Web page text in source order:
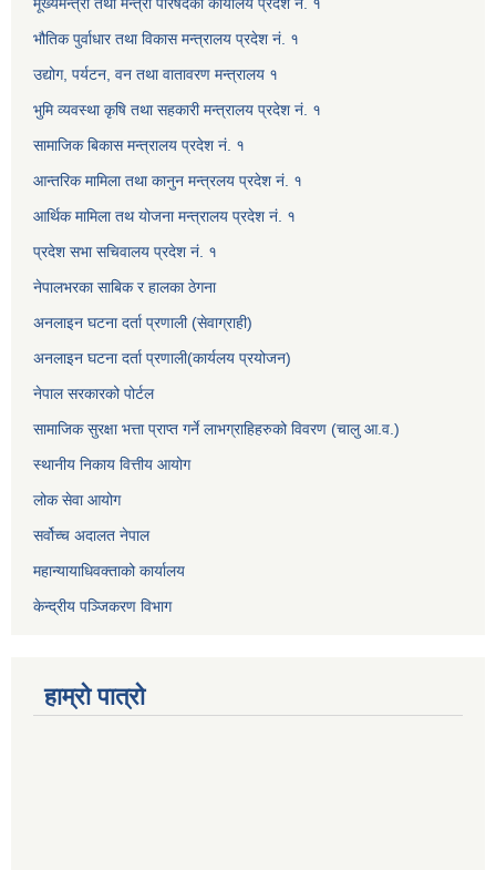
भौतिक पुर्वाधार तथा विकास मन्त्रालय प्रदेश नं. १
उद्योग, पर्यटन, वन तथा वातावरण मन्त्रालय १
भुमि व्यवस्था कृषि तथा सहकारी मन्त्रालय प्रदेश नं. १
सामाजिक बिकास मन्त्रालय प्रदेश नं. १
आन्तरिक मामिला तथा कानुन मन्त्रलय प्रदेश नं. १
आर्थिक मामिला तथ योजना मन्त्रालय प्रदेश नं. १
प्रदेश सभा सचिवालय प्रदेश नं. १
नेपालभरका साबिक र हालका ठेगना
अनलाइन घटना दर्ता प्रणाली (सेवाग्राही)
अनलाइन घटना दर्ता प्रणाली(कार्यलय प्रयोजन)
नेपाल सरकारको पोर्टल
सामाजिक सुरक्षा भत्ता प्राप्त गर्ने लाभग्राहिहरुको विवरण (चालु आ.व.)
स्थानीय निकाय वित्तीय आयोग
लोक सेवा आयोग
सर्वोच्च अदालत नेपाल
महान्यायाधिवक्ताको कार्यालय
केन्द्रीय पञ्जिकरण विभाग
हाम्रो पात्रो